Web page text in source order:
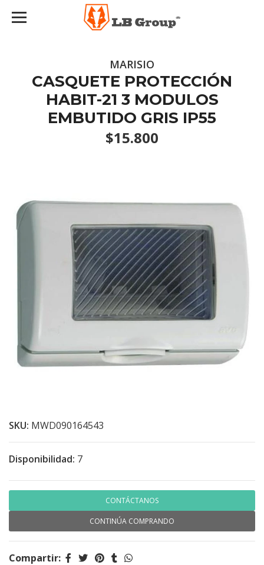
MARISIO
CASQUETE PROTECCIÓN
HABIT-21 3 MODULOS
EMBUTIDO GRIS IP55
$15.800
SKU: MWD090164543
Disponibilidad: 7
CONTÁCTANOS
CONTINÚA COMPRANDO
Compartir: